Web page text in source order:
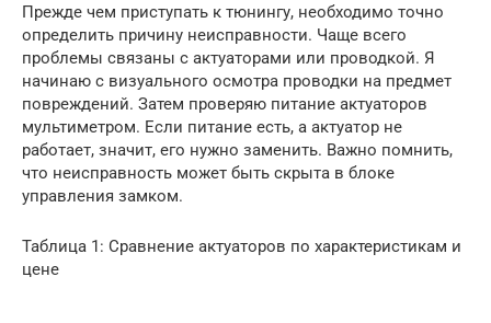
Прежде чем приступать к тюнингу, необходимо точно
определить причину неисправности. Чаще всего
проблемы связаны с актуаторами или проводкой. Я
начинаю с визуального осмотра проводки на предмет
повреждений. Затем проверяю питание актуаторов
мультиметром. Если питание есть, а актуатор не
работает, значит, его нужно заменить. Важно помнить,
что неисправность может быть скрыта в блоке
управления замком.
Таблица 1: Сравнение актуаторов по характеристикам и
цене